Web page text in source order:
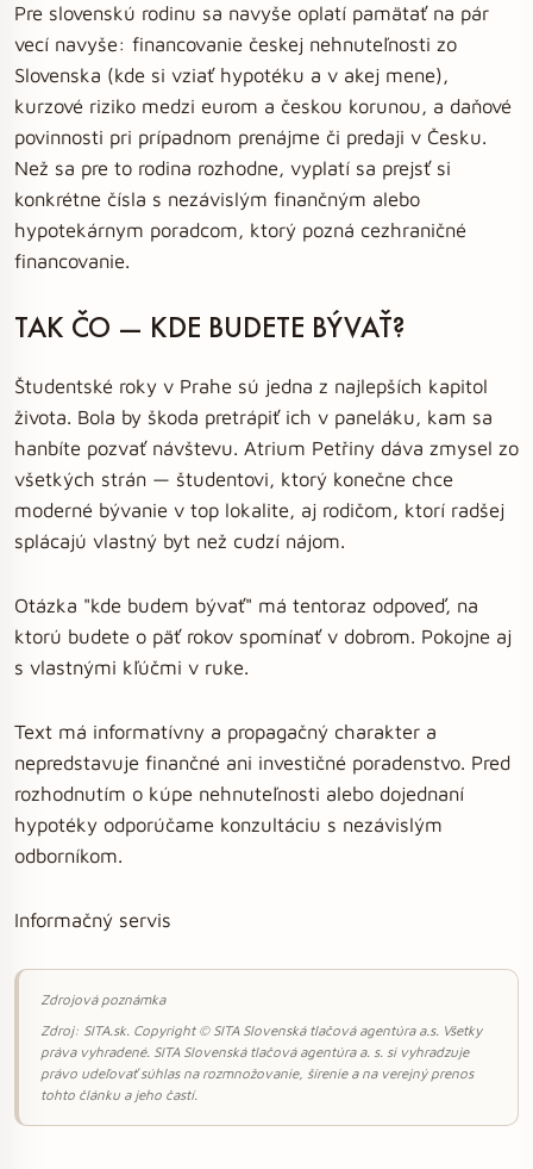
Pre slovenskú rodinu sa navyše oplatí pamätať na pár
vecí navyše: financovanie českej nehnuteľnosti zo
Slovenska (kde si vziať hypotéku a v akej mene),
kurzové riziko medzi eurom a českou korunou, a daňové
povinnosti pri prípadnom prenájme či predaji v Česku.
Než sa pre to rodina rozhodne, vyplatí sa prejsť si
konkrétne čísla s nezávislým finančným alebo
hypotekárnym poradcom, ktorý pozná cezhraničné
financovanie.
TAK ČO — KDE BUDETE BÝVAŤ?
Študentské roky v Prahe sú jedna z najlepších kapitol
života. Bola by škoda pretrápiť ich v paneláku, kam sa
hanbíte pozvať návštevu. Atrium Petřiny dáva zmysel zo
všetkých strán — študentovi, ktorý konečne chce
moderné bývanie v top lokalite, aj rodičom, ktorí radšej
splácajú vlastný byt než cudzí nájom.
Otázka "kde budem bývať" má tentoraz odpoveď, na
ktorú budete o päť rokov spomínať v dobrom. Pokojne aj
s vlastnými kľúčmi v ruke.
Text má informatívny a propagačný charakter a
nepredstavuje finančné ani investičné poradenstvo. Pred
rozhodnutím o kúpe nehnuteľnosti alebo dojednaní
hypotéky odporúčame konzultáciu s nezávislým
odborníkom.
Informačný servis
Zdrojová poznámka
Zdroj: SITA.sk. Copyright © SITA Slovenská tlačová agentúra a.s. Všetky
práva vyhradené. SITA Slovenská tlačová agentúra a. s. si vyhradzuje
právo udeľovať súhlas na rozmnožovanie, šírenie a na verejný prenos
tohto článku a jeho častí.